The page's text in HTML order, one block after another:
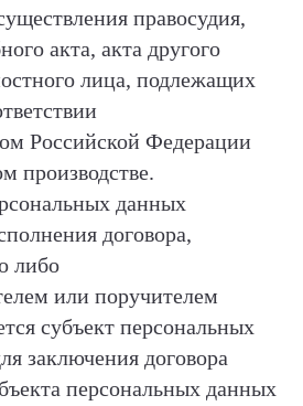
правосудия,
акта, акта другого
лица, подлежащих
Российской Федерации
производстве.
данных
договора,
либо
или поручителем
субъект персональных
заключения договора
персональных данных